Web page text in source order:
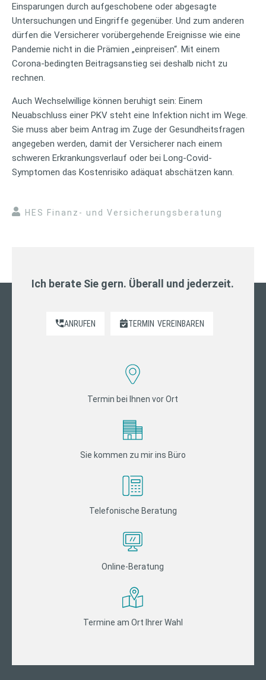
Einsparungen durch aufgeschobene oder abgesagte
Untersuchungen und Eingriffe gegenüber. Und zum anderen
dürfen die Versicherer vorübergehende Ereignisse wie eine
Pandemie nicht in die Prämien „einpreisen“. Mit einem
Corona-bedingten Beitragsanstieg sei deshalb nicht zu
rechnen.
Auch Wechselwillige können beruhigt sein: Einem
Neuabschluss einer PKV steht eine Infektion nicht im Wege.
Sie muss aber beim Antrag im Zuge der Gesundheitsfragen
angegeben werden, damit der Versicherer nach einem
schweren Erkrankungsverlauf oder bei Long-Covid-
Symptomen das Kostenrisiko adäquat abschätzen kann.
HES Finanz- und Versicherungsberatung
Ich berate Sie gern. Überall und jederzeit.
ANRUFEN TERMIN VEREINBAREN
Termin bei Ihnen vor Ort
Sie kommen zu mir ins Büro
Telefonische Beratung
Online-Beratung
Termine am Ort Ihrer Wahl